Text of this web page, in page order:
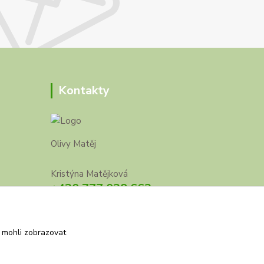
Kontakty
Olivy Matěj
Kristýna Matějková
+420 777 028 663
zobrazovat